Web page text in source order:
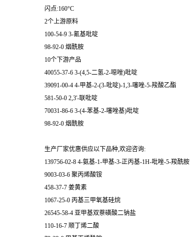
闪点:160°C
2个上游原料
100-54-9 3-氰基吡啶
98-92-0 烟酰胺
10个下游产品
40055-37-6 3-(4,5-二氢-2-噁唑)吡啶
39091-00-4 4-甲基-2-(3-吡啶)-1,3-噻唑-5-羧酸乙酯
581-50-0 2,3'-联吡啶
70031-86-6 3-(4-苯基-2-噻唑基)吡啶
98-92-0 烟酰胺
生产厂家优惠供应以下品种,欢迎咨询:
139756-02-8 4-氨基-1-甲基-3-正丙基-1H-吡唑-5-羧酰胺
9003-03-6 聚丙烯酸铵
458-37-7 姜黄素
1067-25-0 丙基三甲氧基硅烷
26545-58-4 亚甲基双萘磺酸二钠盐
110-16-7 顺丁烯二酸